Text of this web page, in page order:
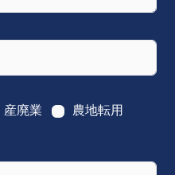
産廃業
農地転用